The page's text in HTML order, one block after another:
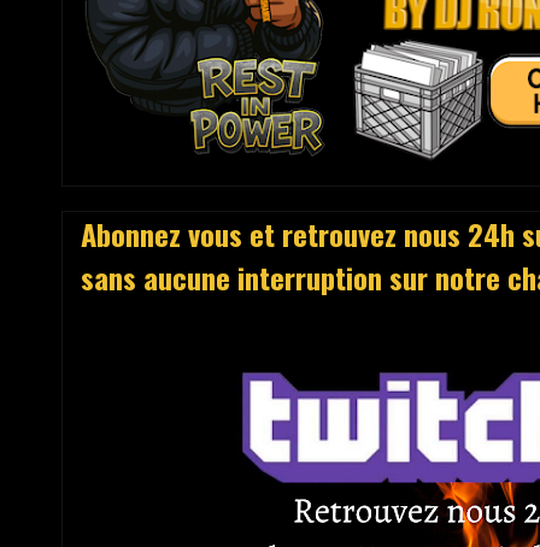
Abonnez vous et retrouvez nous 24h
sans aucune interruption sur notre